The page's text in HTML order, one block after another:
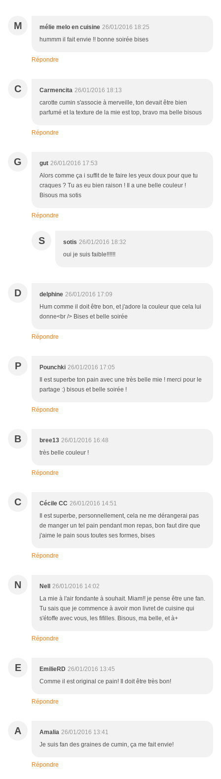
M mélie melo en cuisine 26/01/2016 18:25
hummm il fait envie !! bonne soirée bises
Répondre
C Carmencita 26/01/2016 18:13
carotte cumin s'associe à merveille, ton devait être bien
parfumé et la texture de la mie est top, bravo ma belle bisous
Répondre
G gut 26/01/2016 17:53
Alors comme ça i suffit de te faire les yeux doux pour que tu
craques ? Tu as eu bien raison ! Il a une belle couleur !
Bisous ma sotis
Répondre
S sotis 26/01/2016 18:32
oui je suis faible!!!!!!
D delphine 26/01/2016 17:09
Hum comme il doit être bon, et j'adore la couleur que cela lui
donne<br /> Bises et belle soirée
Répondre
P Pounchki 26/01/2016 17:05
Il est superbe ton pain avec une très belle mie ! merci pour le
partage :) bisous et belle soirée !
Répondre
B bree13 26/01/2016 16:48
très belle couleur !
Répondre
C Cécile CC 26/01/2016 14:51
Il est superbe, personnellement, cela ne me dérangerai pas
de manger un tel pain pendant mon repas, bon faut dire que
j'aime le pain sous toutes ses formes, bises
Répondre
N Nell
26/01/2016 14:02
La mie à l'air fondante à souhait. Miam!! je pense être une fan.
Tu sais que je commence à avoir mon livret de cuisine qui
s'étoffe avec vous, les fifilles. Bisous, ma belle, et à+
Répondre
E EmilieRD 26/01/2016 13:45
Comme il est original ce pain! Il doit être très bon!
Répondre
A Amalia 26/01/2016 13:41
Je suis fan des graines de cumin, ça me fait envie!
Répondre